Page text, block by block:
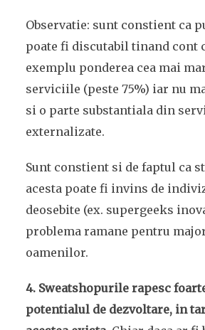
Observatie: sunt constient ca
poate fi discutabil tinand cont
exemplu ponderea cea mai
serviciile (peste 75%) iar nu
si o parte substantiala din
externalizate.
Sunt constient si de faptul ca
acesta poate fi invins de
deosebite (ex. supergeeks
problema ramane pentru
oamenilor.
4. Sweatshopurile rapesc
potentialul de dezvoltare, in